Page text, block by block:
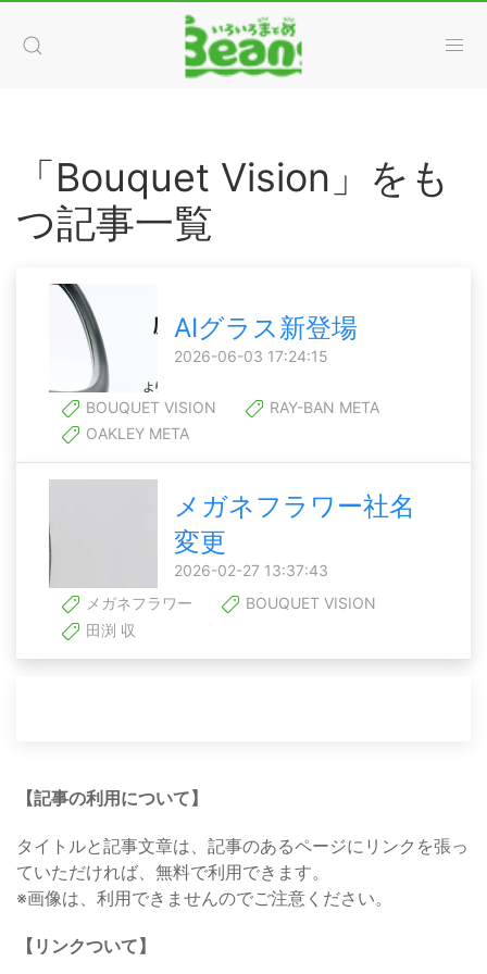
「Bouquet Vision」をも
つ記事一覧
AIグラス新登場
2026-06-03 17:24:15
BOUQUET VISION
RAY-BAN META
OAKLEY META
メガネフラワー社名
変更
2026-02-27 13:37:43
メガネフラワー
BOUQUET VISION
田渕 収
【記事の利用について】
タイトルと記事文章は、記事のあるページにリンクを張っ
ていただければ、無料で利用できます。
※画像は、利用できませんのでご注意ください。
【リンクついて】